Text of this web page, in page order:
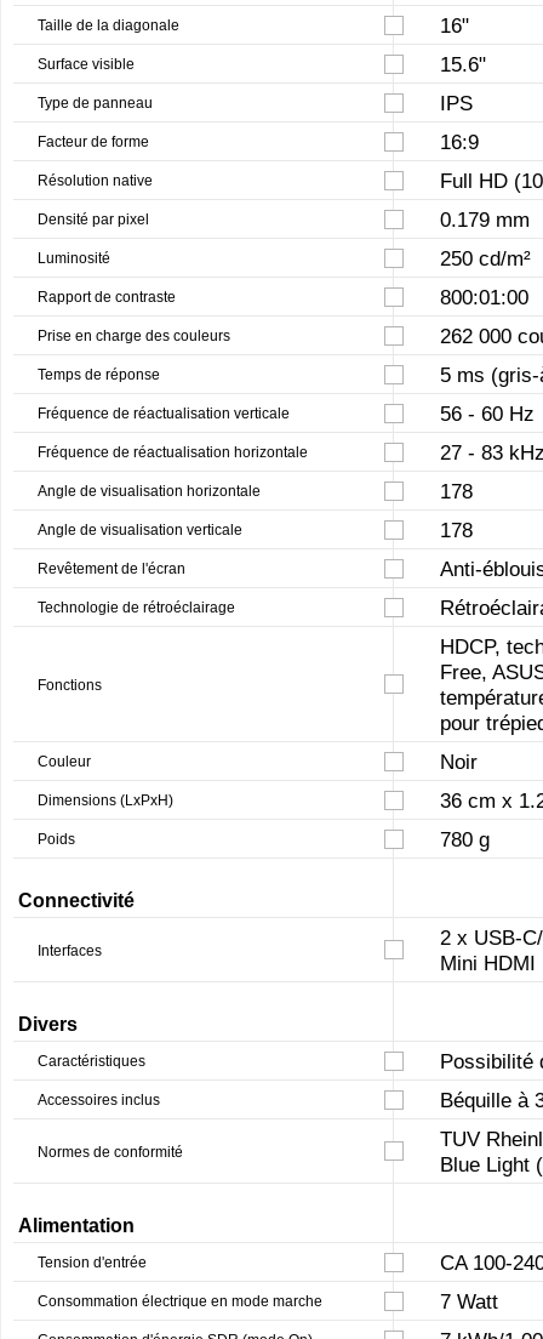
Taille de la diagonale 16"
Surface visible 15.6"
Type de panneau IPS
Facteur de forme 16:9
Résolution native Full HD
Densité par pixel 0.179 mm
Luminosité 250 cd/m²
Rapport de contraste 800:01:00
Prise en charge des couleurs 262 000
Temps de réponse 5 ms
Fréquence de réactualisation verticale 56 - 60 Hz
Fréquence de réactualisation horizontale 27 - 83
Angle de visualisation horizontale 178
Angle de visualisation verticale 178
Revêtement de l'écran Anti-
Technologie de rétroéclairage
Fonctions
HDCP,
Free,
pour
Couleur Noir
Dimensions (LxPxH) 36 cm x
Poids 780 g
Connectivité
Interfaces
2 x USB-
Mini HDMI
Divers
Caractéristiques Possibilité
Accessoires inclus Béquille à
Normes de conformité
TUV
Blue Light
Alimentation
Tension d'entrée CA 100-
Consommation électrique en mode marche 7 Watt